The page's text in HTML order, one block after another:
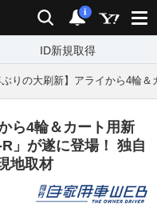
検索 通知
i
ID新規取得
ぶりの大刷新】アライから4輪
ら4輪＆カート用新
」が遂に登場！ 独自
地取材